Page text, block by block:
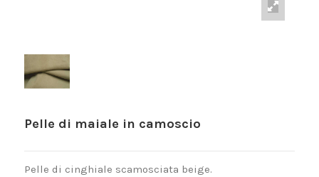
Pelle di maiale in camoscio
Pelle di cinghiale scamosciata beige.